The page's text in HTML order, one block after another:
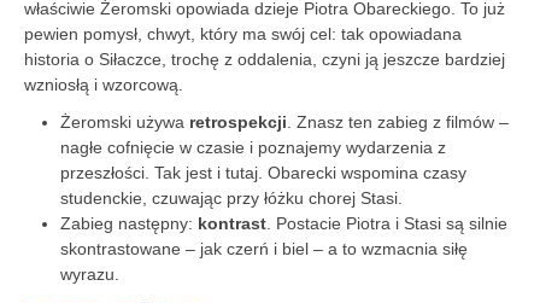
właściwie Żeromski opowiada dzieje Piotra Obareckiego. To już
pewien pomysł, chwyt, który ma swój cel: tak opowiadana
historia o Siłaczce, trochę z oddalenia, czyni ją jeszcze bardziej
wzniosłą i wzorcową.
Żeromski używa retrospekcji . Znasz ten zabieg z filmów –
nagłe cofnięcie w czasie i poznajemy wydarzenia z
przeszłości. Tak jest i tutaj. Obarecki wspomina czasy
studenckie, czuwając przy łóżku chorej Stasi.
Zabieg następny: kontrast . Postacie Piotra i Stasi są silnie
skontrastowane – jak czerń i biel – a to wzmacnia siłę
wyrazu.